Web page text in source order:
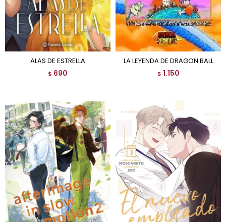
ALAS DE ESTRELLA
$ 690
LA LEYENDA DE DRAGON BALL
$ 1.150